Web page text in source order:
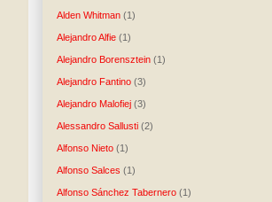
Alden Whitman (1)
Alejandro Alfie (1)
Alejandro Borensztein (1)
Alejandro Fantino (3)
Alejandro Malofiej (3)
Alessandro Sallusti (2)
Alfonso Nieto (1)
Alfonso Salces (1)
Alfonso Sánchez Tabernero (1)